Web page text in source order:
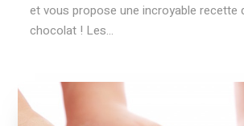
et vous propose une incroyable recette
chocolat ! Les...